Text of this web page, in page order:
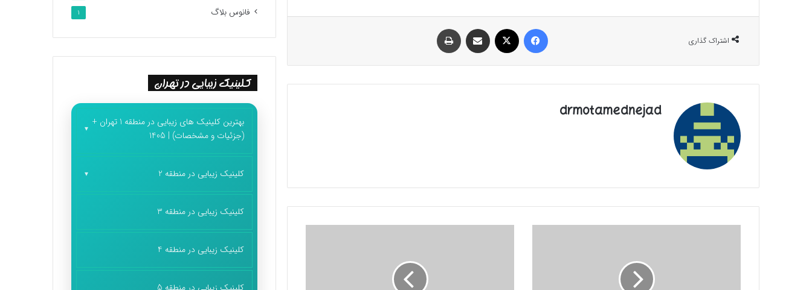
اشتراک گذاری
فیسبوک ایکس اشتراک گذاری با ایمیل
drmotamednejad
فانوس بلاگ 1
کلینیک زیبایی در تهران
بهترین کلینیک های زیبایی در منطقه 1 تهران +
(جزئیات و مشخصات) | 1405
کلینیک زیبایی در منطقه 2
کلینیک زیبایی در منطقه 3
کلینیک زیبایی در منطقه 4